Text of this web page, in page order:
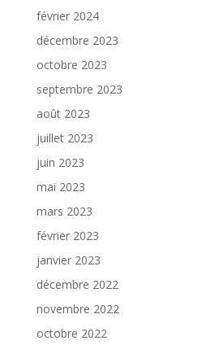
février 2024
décembre 2023
octobre 2023
septembre 2023
août 2023
juillet 2023
juin 2023
mai 2023
mars 2023
février 2023
janvier 2023
décembre 2022
novembre 2022
octobre 2022